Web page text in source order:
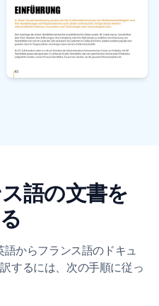
語の文書を
からフランス語のドキュ
するには、次の手順に従っ